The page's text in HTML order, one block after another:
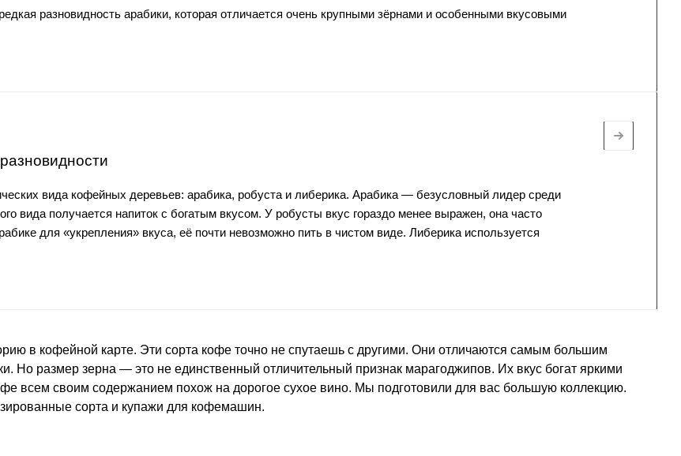
разновидность арабики, которая отличается очень крупными зёрнами и особенными вкусовыми
вида кофейных деревьев: арабика, робуста и либерика. Арабика — безусловный лидер среди
вида получается напиток с богатым вкусом. У робусты вкус гораздо менее выражен, она часто
для «укрепления» вкуса, её почти невозможно пить в чистом виде. Либерика используется
в кофейной карте. Эти сорта кофе точно не спутаешь с другими. Они отличаются самым большим
Но размер зерна — это не единственный отличительный признак марагоджипов. Их вкус богат яркими
всем своим содержанием похож на дорогое сухое вино. Мы подготовили для вас большую коллекцию.
сорта и купажи для кофемашин.